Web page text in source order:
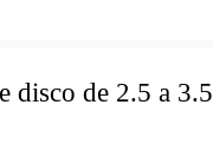
disco de 2.5 a 3.5